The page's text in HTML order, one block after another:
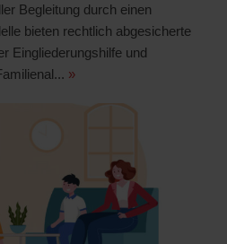
Begleitung durch einen
bieten rechtlich abgesicherte
Eingliederungshilfe und
»